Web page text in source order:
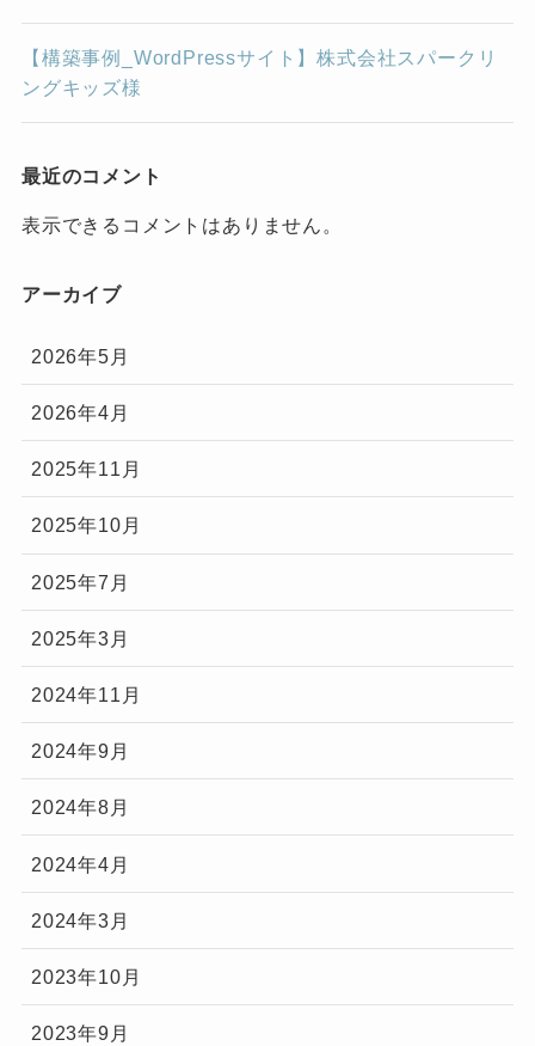
【構築事例_WordPressサイト】株式会社スパークリ
ングキッズ様
最近のコメント
表示できるコメントはありません。
アーカイブ
2026年5月
2026年4月
2025年11月
2025年10月
2025年7月
2025年3月
2024年11月
2024年9月
2024年8月
2024年4月
2024年3月
2023年10月
2023年9月